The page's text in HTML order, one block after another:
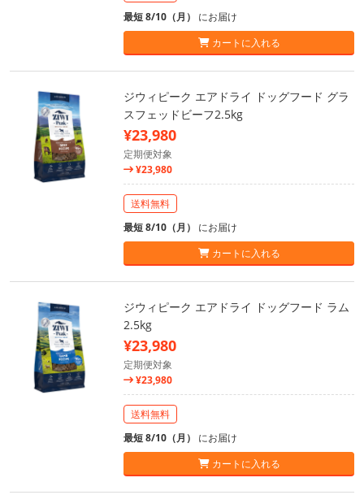
最短 8/10（月） にお届け
カートに入れる
ジウィピーク エアドライ ドッグフード グラ
スフェッドビーフ2.5kg
¥23,980
定期便対象
¥23,980
送料無料
最短 8/10（月） にお届け
カートに入れる
ジウィピーク エアドライ ドッグフード ラム
2.5kg
¥23,980
定期便対象
¥23,980
送料無料
最短 8/10（月） にお届け
カートに入れる